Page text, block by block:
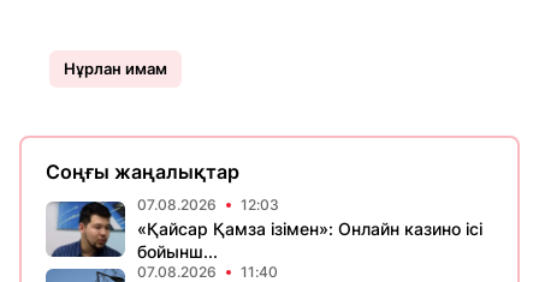
Нұрлан имам
Соңғы жаңалықтар
07.08.2026 12:03
«Қайсар Қамза ізімен»: Онлайн казино ісі
бойынш...
07.08.2026 11:40